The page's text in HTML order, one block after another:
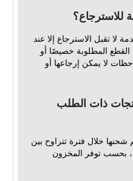
لا تقبل الاسترجاع إلا عند
المطلوبة خصيصًا أو
لا يمكن إرجاعها أو
ذات الطلب
خلال فترة تتراوح بين
بحسب توفر المخزون